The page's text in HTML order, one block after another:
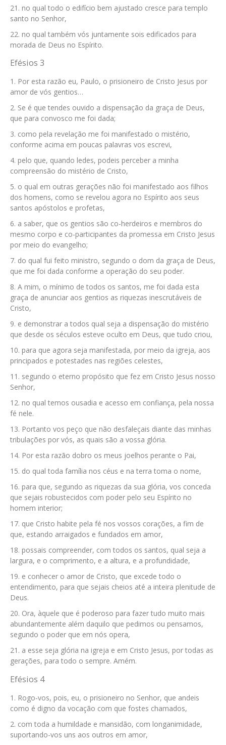
no qual todo o edifício bem ajustado cresce para templo
santo no Senhor,
no qual também vós juntamente sois edificados para
morada de Deus no Espírito.
Efésios 3
Por esta razão eu, Paulo, o prisioneiro de Cristo Jesus por
amor de vós gentios…
Se é que tendes ouvido a dispensação da graça de Deus,
que para convosco me foi dada;
como pela revelação me foi manifestado o mistério,
conforme acima em poucas palavras vos escrevi,
pelo que, quando ledes, podeis perceber a minha
compreensão do mistério de Cristo,
o qual em outras gerações não foi manifestado aos filhos
dos homens, como se revelou agora no Espírito aos seus
santos apóstolos e profetas,
a saber, que os gentios são co-herdeiros e membros do
mesmo corpo e co-participantes da promessa em Cristo Jesus
por meio do evangelho;
do qual fui feito ministro, segundo o dom da graça de Deus,
que me foi dada conforme a operação do seu poder.
A mim, o mínimo de todos os santos, me foi dada esta
graça de anunciar aos gentios as riquezas inescrutáveis de
Cristo,
e demonstrar a todos qual seja a dispensação do mistério
que desde os séculos esteve oculto em Deus, que tudo criou,
para que agora seja manifestada, por meio da igreja, aos
principados e potestades nas regiões celestes,
segundo o eterno propósito que fez em Cristo Jesus nosso
Senhor,
no qual temos ousadia e acesso em confiança, pela nossa
fé nele.
Portanto vos peço que não desfaleçais diante das minhas
tribulações por vós, as quais são a vossa glória.
Por esta razão dobro os meus joelhos perante o Pai,
do qual toda família nos céus e na terra toma o nome,
para que, segundo as riquezas da sua glória, vos conceda
que sejais robustecidos com poder pelo seu Espírito no
homem interior;
que Cristo habite pela fé nos vossos corações, a fim de
que, estando arraigados e fundados em amor,
possais compreender, com todos os santos, qual seja a
largura, e o comprimento, e a altura, e a profundidade,
e conhecer o amor de Cristo, que excede todo o
entendimento, para que sejais cheios até a inteira plenitude de
Deus.
Ora, àquele que é poderoso para fazer tudo muito mais
abundantemente além daquilo que pedimos ou pensamos,
segundo o poder que em nós opera,
a esse seja glória na igreja e em Cristo Jesus, por todas as
gerações, para todo o sempre. Amém.
Efésios 4
Rogo-vos, pois, eu, o prisioneiro no Senhor, que andeis
como é digno da vocação com que fostes chamados,
com toda a humildade e mansidão, com longanimidade,
suportando-vos uns aos outros em amor,